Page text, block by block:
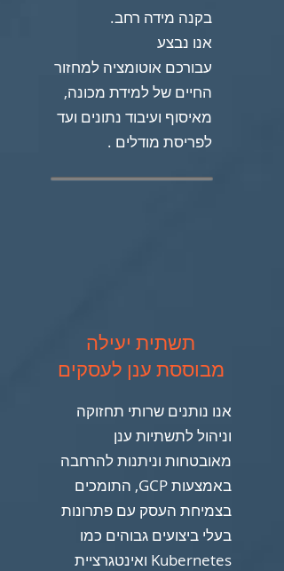
בקנה מידה רחב.
אנו נבצע
עבורכם אוטומציה למחזור
החיים של למידת מכונה,
מאיסוף ועיבוד נתונים ועד
לפריסת מודלים .
תשתית יעילה
מבוססת ענן לעסקים
אנו נותנים שרותי תחזוקה
וניהול לתשתיות ענן
מאובטחות וניתנות להרחבה
באמצעות GCP, התומכים
בצמיחת העסק עם פתרונות
בעלי ביצועים גבוהים כמו
Kubernetes ואינטגרציית